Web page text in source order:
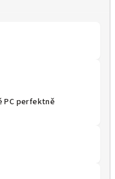
PC perfektně